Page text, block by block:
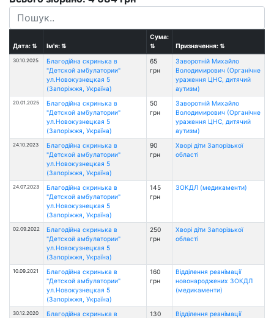
Дата:⇅ Ім'я:⇅
Сума:
⇅
Призначення:⇅
30.10.2025
Благодійна скринька в
"Детской амбулатории"
ул.Новокузнецкая 5
(Запоріжжя, Україна)
65
грн
Заворотній Михайло
Володимирович (Органічне
ураження ЦНС, дитячий
аутизм)
20.01.2025
Благодійна скринька в
"Детской амбулатории"
ул.Новокузнецкая 5
(Запоріжжя, Україна)
50
грн
Заворотній Михайло
Володимирович (Органічне
ураження ЦНС, дитячий
аутизм)
24.10.2023
Благодійна скринька в
"Детской амбулатории"
ул.Новокузнецкая 5
(Запоріжжя, Україна)
90
грн
Хворі діти Запорізької
області
24.07.2023
Благодійна скринька в
"Детской амбулатории"
ул.Новокузнецкая 5
(Запоріжжя, Україна)
145
грн
ЗОКДЛ (медикаменти)
02.09.2022
Благодійна скринька в
"Детской амбулатории"
ул.Новокузнецкая 5
(Запоріжжя, Україна)
250
грн
Хворі діти Запорізької
області
10.09.2021
Благодійна скринька в
"Детской амбулатории"
ул.Новокузнецкая 5
(Запоріжжя, Україна)
160
грн
Відділення реанімації
новонароджених ЗОКДЛ
(медикаменти)
30.12.2020
Благодійна скринька в
130
Відділення реанімації